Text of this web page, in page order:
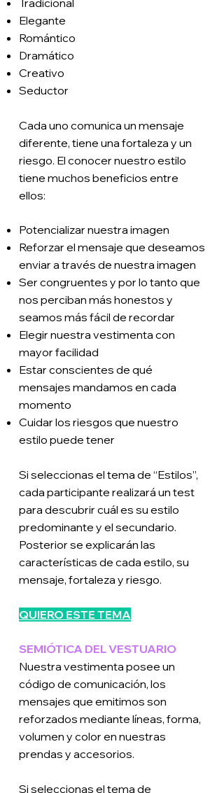
Tradicional
Elegante
Romántico
Dramático
Creativo
Seductor
Cada uno comunica un mensaje
diferente, tiene una fortaleza y un
riesgo. El conocer nuestro estilo
tiene muchos beneficios entre
ellos:
Potencializar nuestra imagen
Reforzar el mensaje que deseamos
enviar a través de nuestra imagen
Ser congruentes y por lo tanto que
nos perciban más honestos y
seamos más fácil de recordar
Elegir nuestra vestimenta con
mayor facilidad
Estar conscientes de qué
mensajes mandamos en cada
momento
Cuidar los riesgos que nuestro
estilo puede tener
Si seleccionas el tema de “Estilos”,
cada participante realizará un test
para descubrir cuál es su estilo
predominante y el secundario.
Posterior se explicarán las
características de cada estilo, su
mensaje, fortaleza y riesgo.
QUIERO ESTE TEMA
SEMIÓTICA DEL VESTUARIO
Nuestra vestimenta posee un
código de comunicación, los
mensajes que emitimos son
reforzados mediante líneas, forma,
volumen y color en nuestras
prendas y accesorios.
Si seleccionas el tema de